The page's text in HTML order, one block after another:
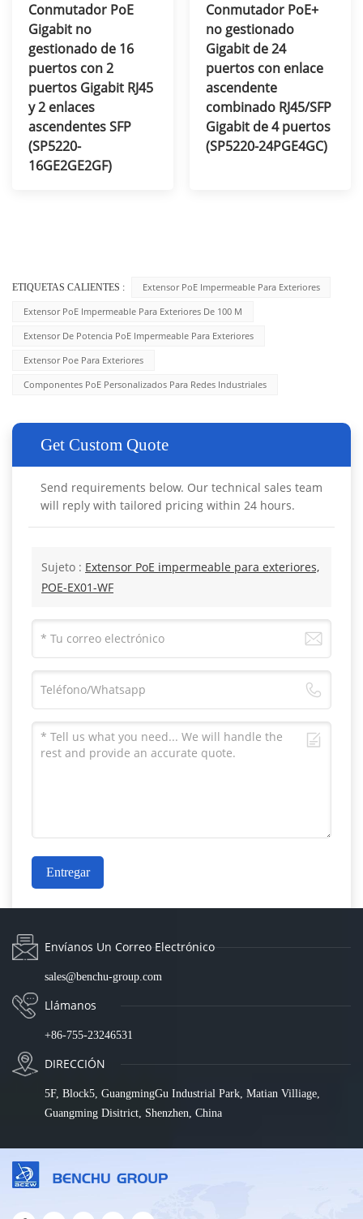
Conmutador PoE
Gigabit no
gestionado de 16
puertos con 2
puertos Gigabit RJ45
y 2 enlaces
ascendentes SFP
(SP5220-
16GE2GE2GF)
Conmutador PoE+
no gestionado
Gigabit de 24
puertos con enlace
ascendente
combinado RJ45/SFP
Gigabit de 4 puertos
(SP5220-24PGE4GC)
ETIQUETAS CALIENTES :
Extensor PoE Impermeable Para Exteriores
Extensor PoE Impermeable Para Exteriores De 100 M
Extensor De Potencia PoE Impermeable Para Exteriores
Extensor Poe Para Exteriores
Componentes PoE Personalizados Para Redes Industriales
Get Custom Quote
Send requirements below. Our technical sales team
will reply with tailored pricing within 24 hours.
Sujeto : Extensor PoE impermeable para exteriores,
POE-EX01-WF
Entregar
Envíanos Un Correo Electrónico
sales@benchu-group.com
Llámanos
+86-755-23246531
DIRECCIÓN
5F, Block5, GuangmingGu Industrial Park, Matian Villiage,
Guangming Disitrict, Shenzhen, China